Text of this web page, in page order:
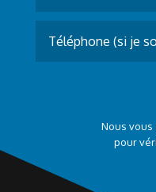
Nous vous
pour